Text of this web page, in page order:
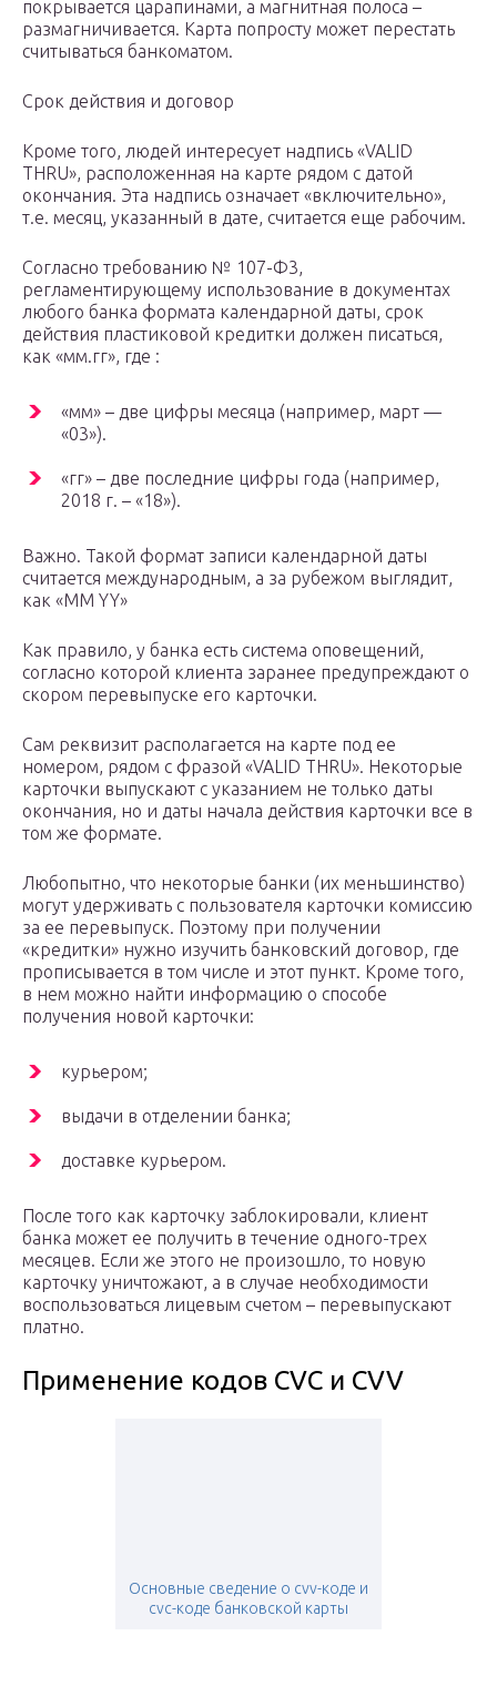
покрывается царапинами, а магнитная полоса –
размагничивается. Карта попросту может перестать
считываться банкоматом.
Срок действия и договор
Кроме того, людей интересует надпись «VALID
THRU», расположенная на карте рядом с датой
окончания. Эта надпись означает «включительно»,
т.е. месяц, указанный в дате, считается еще рабочим.
Согласно требованию № 107-Ф3,
регламентирующему использование в документах
любого банка формата календарной даты, срок
действия пластиковой кредитки должен писаться,
как «мм.гг», где :
«мм» – две цифры месяца (например, март —
«03»).
«гг» – две последние цифры года (например,
2018 г. – «18»).
Важно. Такой формат записи календарной даты
считается международным, а за рубежом выглядит,
как «MM YY»
Как правило, у банка есть система оповещений,
согласно которой клиента заранее предупреждают о
скором перевыпуске его карточки.
Сам реквизит располагается на карте под ее
номером, рядом с фразой «VALID THRU». Некоторые
карточки выпускают с указанием не только даты
окончания, но и даты начала действия карточки все в
том же формате.
Любопытно, что некоторые банки (их меньшинство)
могут удерживать с пользователя карточки комиссию
за ее перевыпуск. Поэтому при получении
«кредитки» нужно изучить банковский договор, где
прописывается в том числе и этот пункт. Кроме того,
в нем можно найти информацию о способе
получения новой карточки:
курьером;
выдачи в отделении банка;
доставке курьером.
После того как карточку заблокировали, клиент
банка может ее получить в течение одного-трех
месяцев. Если же этого не произошло, то новую
карточку уничтожают, а в случае необходимости
воспользоваться лицевым счетом – перевыпускают
платно.
Применение кодов CVC и CVV
Основные сведение о cvv-коде и
cvc-коде банковской карты